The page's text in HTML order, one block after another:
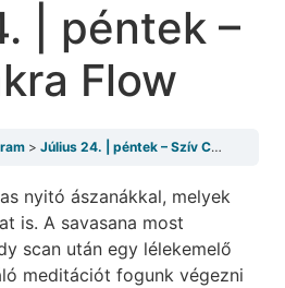
| péntek –
Flow
Július 24. | péntek – Szív Csakra Flow
nyitó ászanákkal, melyek
is. A savasana most
scan után egy lélekemelő
meditációt fogunk végezni